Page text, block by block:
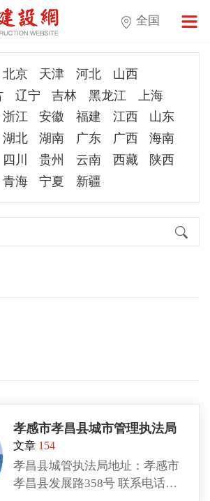
全国
北京 天津 河北
山西
辽宁 吉林 黑龙江
上海
浙江 安徽 福建 江西
山东
湖北 湖南 广东 广西
海南
四川 贵州 云南 西藏
陕西
青海 宁夏 新疆
孝感市孝昌县城市管理执法局
文章 154
孝昌县城管执法局地址：孝感市
孝昌县发展路358号 联系电话：